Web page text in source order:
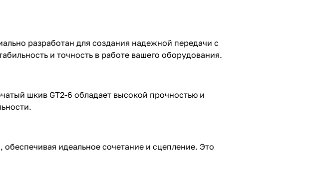
разработан для создания надежной передачи с
и точность в работе вашего оборудования.
шкив GT2-6 обладает высокой прочностью и
идеальное сочетание и сцепление. Это